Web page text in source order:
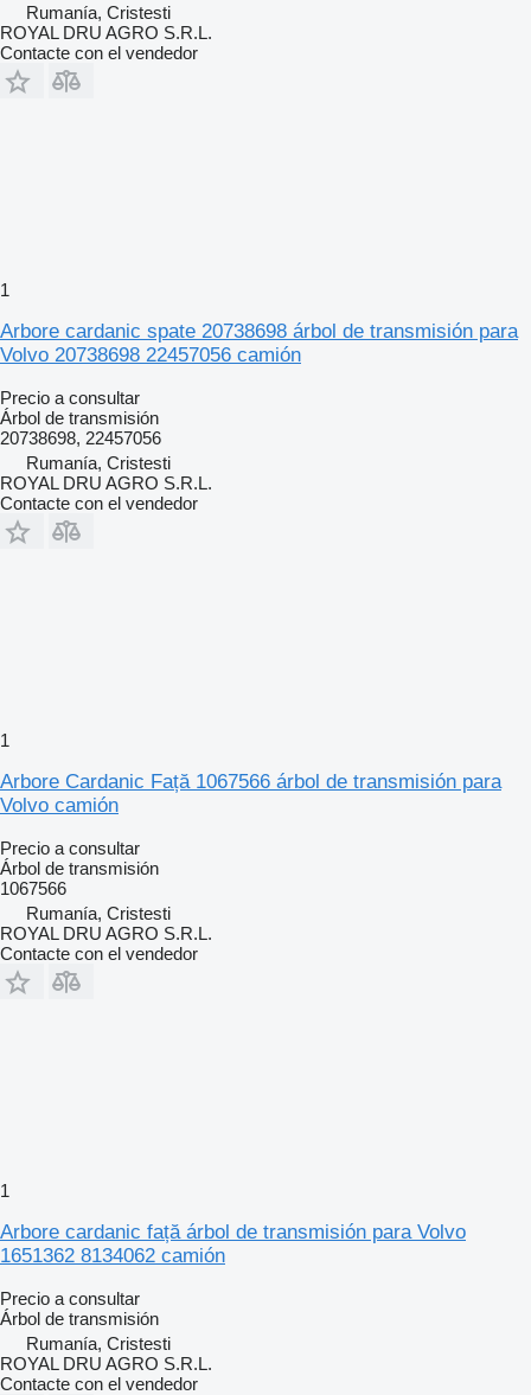
Rumanía, Cristesti
ROYAL DRU AGRO S.R.L.
Contacte con el vendedor
1
Arbore cardanic spate 20738698 árbol de transmisión para
Volvo 20738698 22457056 camión
Precio a consultar
Árbol de transmisión
20738698, 22457056
Rumanía, Cristesti
ROYAL DRU AGRO S.R.L.
Contacte con el vendedor
1
Arbore Cardanic Față 1067566 árbol de transmisión para
Volvo camión
Precio a consultar
Árbol de transmisión
1067566
Rumanía, Cristesti
ROYAL DRU AGRO S.R.L.
Contacte con el vendedor
1
Arbore cardanic față árbol de transmisión para Volvo
1651362 8134062 camión
Precio a consultar
Árbol de transmisión
Rumanía, Cristesti
ROYAL DRU AGRO S.R.L.
Contacte con el vendedor